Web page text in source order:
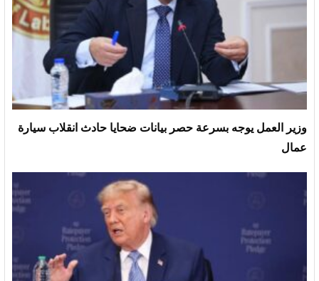
وزير العمل يوجه بسرعة حصر بيانات ضحايا حادث انقلاب سيارة
عمال